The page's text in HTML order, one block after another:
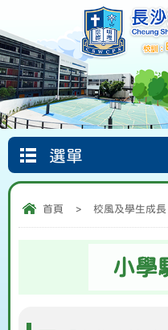
首頁
選單
首頁 > 校風及學生成長
小學